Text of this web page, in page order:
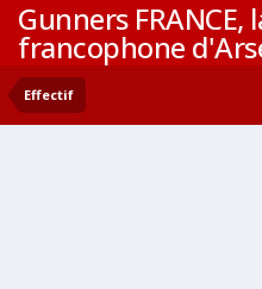
Gunners FRANCE,
francophone
Effectif